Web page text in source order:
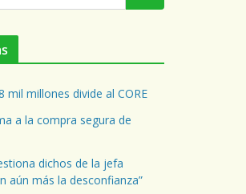
mil millones divide al CORE
a la compra segura de
dichos de la jefa
aún más la desconfianza”